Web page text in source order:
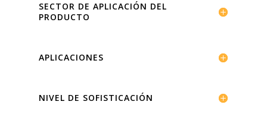
SECTOR DE APLICACIÓN DEL
PRODUCTO
APLICACIONES
NIVEL DE SOFISTICACIÓN